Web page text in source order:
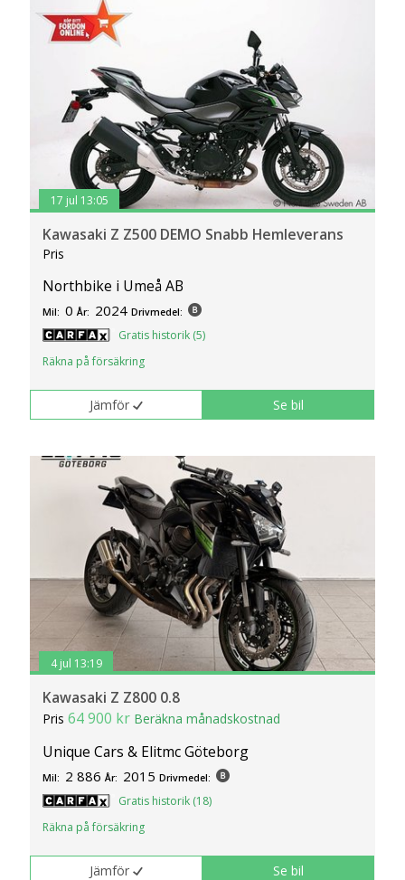
17 jul 13:05
Kawasaki Z Z500 DEMO Snabb Hemleverans
Pris
Northbike i Umeå AB
Mil: 0 År: 2024 Drivmedel:
Gratis historik (5)
Räkna på försäkring
Jämför Se bil
4 jul 13:19
Kawasaki Z Z800 0.8
Pris64 900 kr Beräkna månadskostnad
Unique Cars & Elitmc Göteborg
Mil: 2 886 År: 2015 Drivmedel:
Gratis historik (18)
Räkna på försäkring
Jämför Se bil